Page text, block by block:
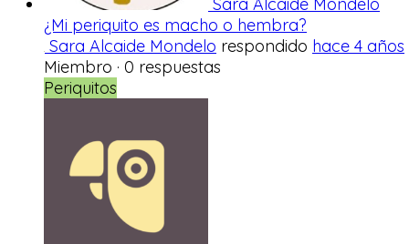
¿Mi periquito es macho o hembra?
Sara Alcaide Mondelo respondido hace 4 años
Miembro · 0 respuestas
Periquitos